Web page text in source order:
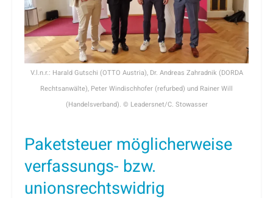
V.l.n.r.: Harald Gutschi (OTTO Austria), Dr. Andreas Zahradnik (DORDA
Rechtsanwälte), Peter Windischhofer (refurbed) und Rainer Will
(Handelsverband). © Leadersnet/C. Stowasser
Paketsteuer möglicherweise
verfassungs- bzw.
unionsrechtswidrig